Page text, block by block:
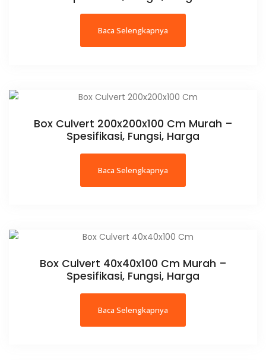
Baca Selengkapnya
Box Culvert 200x200x100 Cm Murah –
Spesifikasi, Fungsi, Harga
Baca Selengkapnya
Box Culvert 40x40x100 Cm Murah –
Spesifikasi, Fungsi, Harga
Baca Selengkapnya